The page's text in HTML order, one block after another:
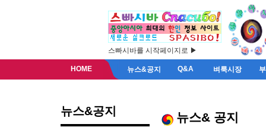
스빠시바를 시작페이지로 ▶
HOME 뉴스&공지 Q&A 벼룩시장
뉴스&공지 뉴스& 공지